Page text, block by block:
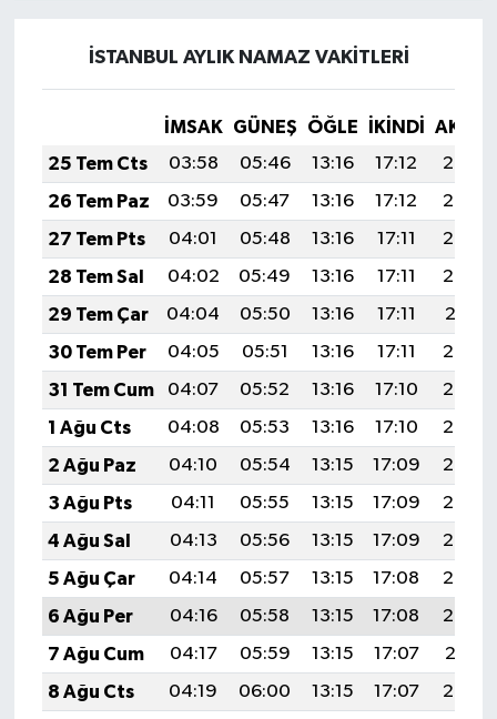
İSTANBUL AYLIK NAMAZ VAKITLERI
İMSAK GÜNEŞ ÖĞLE İKINDI
25 Tem Cts
03:58 05:46 13:16 17:12
20:35
26 Tem Paz
03:59 05:47 13:16 17:12
20:34
27 Tem Pts
04:01 05:48 13:16 17:11
20:33
28 Tem Sal
04:02 05:49 13:16 17:11
20:32
29 Tem Çar
04:04 05:50 13:16 17:11
20:31
30 Tem Per
04:05 05:51 13:16 17:11
20:30
31 Tem Cum
04:07 05:52 13:16 17:10
20:29
1 Ağu Cts
04:08 05:53 13:16 17:10
20:28
2 Ağu Paz
04:10 05:54 13:15 17:09
20:27
3 Ağu Pts
04:11 05:55 13:15 17:09
20:26
4 Ağu Sal
04:13 05:56 13:15 17:09
20:25
5 Ağu Çar
04:14 05:57 13:15 17:08
20:24
6 Ağu Per
04:16 05:58 13:15 17:08
20:23
7 Ağu Cum
04:17 05:59 13:15 17:07
20:21
8 Ağu Cts
04:19 06:00 13:15 17:07
20:20